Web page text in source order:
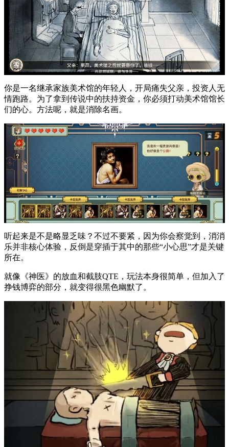
你是一名继承家族美术馆的年轻人，开局痛失父亲，投资人无
情跑路。为了拿到传说中的扶持资金，你必须打动美术馆馆长
们的心。方法呢，就是消除名画。
听起来是不是略显乏味？不过不要紧，因为你会察觉到，消消
乐并非核心体验，反倒是穿插于其中的那些“小心思”才是关键
所在。
就像《神医》的放血和截肢QTE，玩法本身很简单，但加入了
挣钱博弈的部分，就变得很黑色幽默了。